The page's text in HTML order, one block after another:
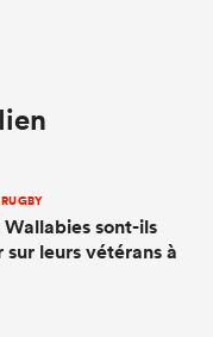
sont-ils
leurs vétérans à